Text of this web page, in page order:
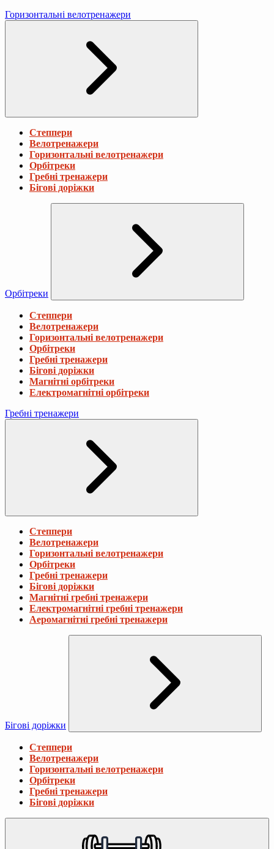
Горизонтальні велотренажери
Степпери
Велотренажери
Горизонтальні велотренажери
Орбітреки
Гребні тренажери
Бігові доріжки
Орбітреки
Степпери
Велотренажери
Горизонтальні велотренажери
Орбітреки
Гребні тренажери
Бігові доріжки
Магнітні орбітреки
Електромагнітні орбітреки
Гребні тренажери
Степпери
Велотренажери
Горизонтальні велотренажери
Орбітреки
Гребні тренажери
Бігові доріжки
Магнітні гребні тренажери
Електромагнітні гребні тренажери
Аеромагнітні гребні тренажери
Бігові доріжки
Степпери
Велотренажери
Горизонтальні велотренажери
Орбітреки
Гребні тренажери
Бігові доріжки